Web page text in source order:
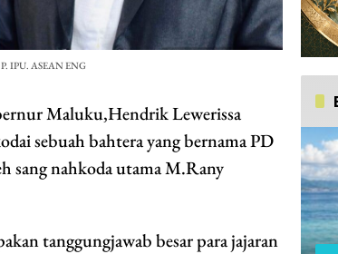
IPU. ASEAN ENG
Maluku,Hendrik Lewerissa
sebuah bahtera yang bernama PD
sang nahkoda utama M.Rany
tanggungjawab besar para jajaran